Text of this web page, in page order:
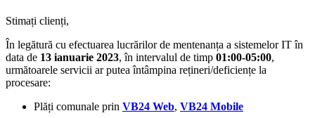
Stimați clienți,
În legătură cu efectuarea lucrărilor de mentenanța a sistemelor IT în
data de 13 ianuarie 2023, în intervalul de timp 01:00-05:00,
următoarele servicii ar putea întâmpina rețineri/deficiențe la
procesare:
Plăți comunale prin VB24 Web, VB24 Mobile